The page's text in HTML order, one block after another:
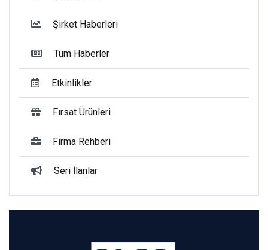
Şirket Haberleri
Tüm Haberler
Etkinlikler
Fırsat Ürünleri
Firma Rehberi
Seri İlanlar